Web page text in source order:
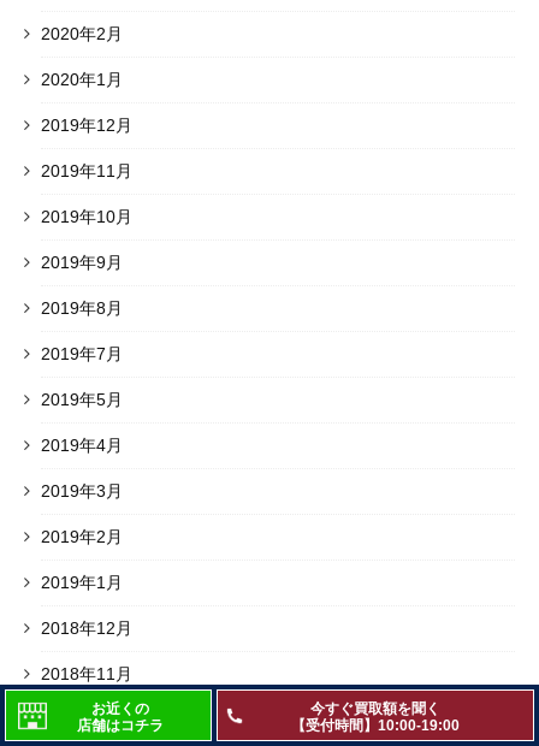
2020年2月
2020年1月
2019年12月
2019年11月
2019年10月
2019年9月
2019年8月
2019年7月
2019年5月
2019年4月
2019年3月
2019年2月
2019年1月
2018年12月
2018年11月
2018年10月
お近くの
店舗はコチラ
今すぐ買取額を聞く
【受付時間】10:00-19:00